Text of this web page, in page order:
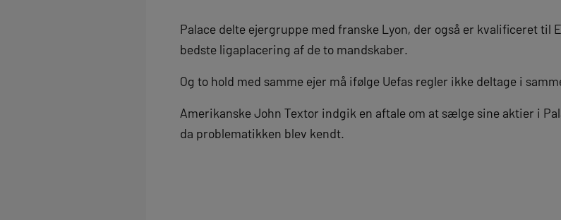
Palace delte ejergruppe med franske Lyon, der også er kvalificeret til
bedste ligaplacering af de to mandskaber.
Og to hold med samme ejer må ifølge Uefas regler ikke deltage i
Amerikanske John Textor indgik en aftale om at sælge sine aktier i
da problematikken blev kendt.